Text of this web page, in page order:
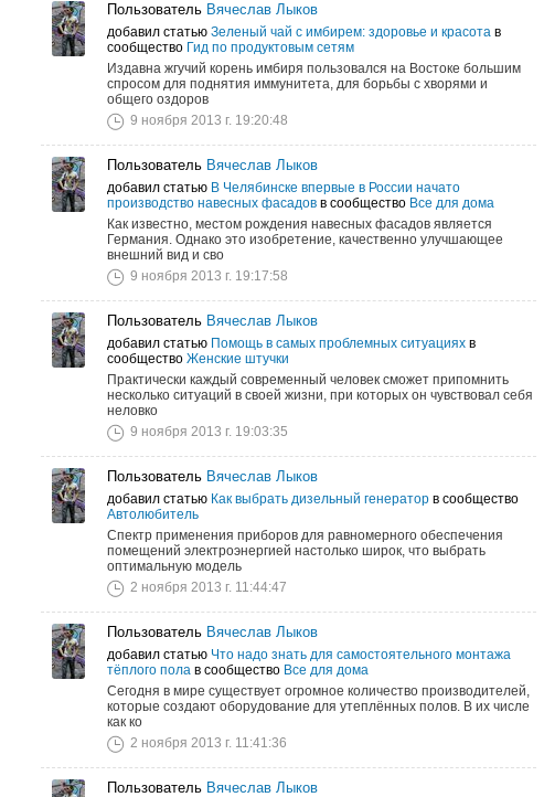
Пользователь Вячеслав Лыков
добавил статью Зеленый чай с имбирем: здоровье и красота в
сообщество Гид по продуктовым сетям
Издавна жгучий корень имбиря пользовался на Востоке большим
спросом для поднятия иммунитета, для борьбы с хворями и
общего оздоров
9 ноября 2013 г. 19:20:48
Пользователь Вячеслав Лыков
добавил статью В Челябинске впервые в России начато
производство навесных фасадов в сообщество Все для дома
Как известно, местом рождения навесных фасадов является
Германия. Однако это изобретение, качественно улучшающее
внешний вид и сво
9 ноября 2013 г. 19:17:58
Пользователь Вячеслав Лыков
добавил статью Помощь в самых проблемных ситуациях в
сообщество Женские штучки
Практически каждый современный человек сможет припомнить
несколько ситуаций в своей жизни, при которых он чувствовал себя
неловко
9 ноября 2013 г. 19:03:35
Пользователь Вячеслав Лыков
добавил статью Как выбрать дизельный генератор в сообщество
Автолюбитель
Спектр применения приборов для равномерного обеспечения
помещений электроэнергией настолько широк, что выбрать
оптимальную модель
2 ноября 2013 г. 11:44:47
Пользователь Вячеслав Лыков
добавил статью Что надо знать для самостоятельного монтажа
тёплого пола в сообщество Все для дома
Сегодня в мире существует огромное количество производителей,
которые создают оборудование для утеплённых полов. В их числе
как ко
2 ноября 2013 г. 11:41:36
Пользователь Вячеслав Лыков